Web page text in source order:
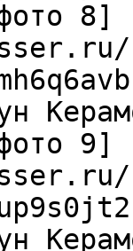
8]
9]